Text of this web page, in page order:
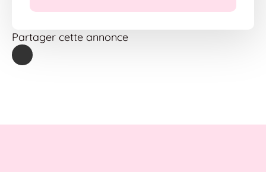
Partager cette annonce